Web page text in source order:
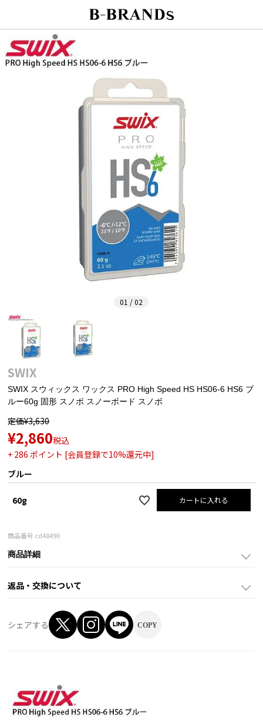
01 / 02
SWIX
SWIX スウィックス ワックス PRO High Speed HS HS06-6 HS6 ブ
ルー60g 固形 スノボ スノーボード スノボ
定価¥3,630
¥2,860税込
+ 286 ポイント [会員登録で10%還元中]
ブルー
60g カートに入れる
商品番号 cd48490
商品詳細
返品・交換について
シェアする